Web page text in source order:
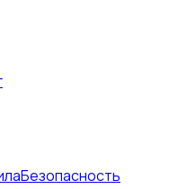
Безопасность